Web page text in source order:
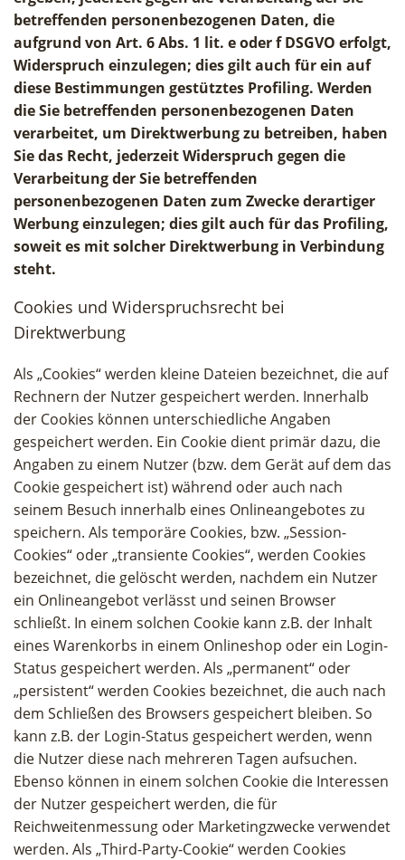
betreffenden personenbezogenen Daten, die
aufgrund von Art. 6 Abs. 1 lit. e oder f DSGVO erfolgt,
Widerspruch einzulegen; dies gilt auch für ein auf
diese Bestimmungen gestütztes Profiling. Werden
die Sie betreffenden personenbezogenen Daten
verarbeitet, um Direktwerbung zu betreiben, haben
Sie das Recht, jederzeit Widerspruch gegen die
Verarbeitung der Sie betreffenden
personenbezogenen Daten zum Zwecke derartiger
Werbung einzulegen; dies gilt auch für das Profiling,
soweit es mit solcher Direktwerbung in Verbindung
steht.
Cookies und Widerspruchsrecht bei
Direktwerbung
Als „Cookies“ werden kleine Dateien bezeichnet, die auf
Rechnern der Nutzer gespeichert werden. Innerhalb
der Cookies können unterschiedliche Angaben
gespeichert werden. Ein Cookie dient primär dazu, die
Angaben zu einem Nutzer (bzw. dem Gerät auf dem das
Cookie gespeichert ist) während oder auch nach
seinem Besuch innerhalb eines Onlineangebotes zu
speichern. Als temporäre Cookies, bzw. „Session-
Cookies“ oder „transiente Cookies“, werden Cookies
bezeichnet, die gelöscht werden, nachdem ein Nutzer
ein Onlineangebot verlässt und seinen Browser
schließt. In einem solchen Cookie kann z.B. der Inhalt
eines Warenkorbs in einem Onlineshop oder ein Login-
Status gespeichert werden. Als „permanent“ oder
„persistent“ werden Cookies bezeichnet, die auch nach
dem Schließen des Browsers gespeichert bleiben. So
kann z.B. der Login-Status gespeichert werden, wenn
die Nutzer diese nach mehreren Tagen aufsuchen.
Ebenso können in einem solchen Cookie die Interessen
der Nutzer gespeichert werden, die für
Reichweitenmessung oder Marketingzwecke verwendet
werden. Als „Third-Party-Cookie“ werden Cookies